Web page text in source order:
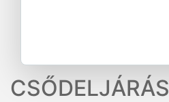
CSŐDELJÁRÁS